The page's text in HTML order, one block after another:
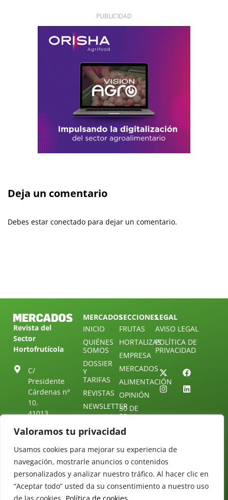
Valoramos tu privacidad
Usamos cookies para mejorar su experiencia de
navegación, mostrarle anuncios o contenidos
personalizados y analizar nuestro tráfico. Al hacer clic en
“Aceptar todo” usted da su consentimiento a nuestro uso
PUBLICIDAD
Deja un comentario
Debes estar conectado para dejar un comentario.
Revista del
Sector
Hortofrutícola
C/
Presidente
Cárdenas nº
10.
41013
ESPAÑA
Tel: (+34) 954
25 88 51
redaccion@revistamercados.com
MERCADOS
INICIO
QUIÉNES
SOMOS
DOSSIER
Y
TARIFAS
REVISTAS
NEWSLETTER
ÚNETE A
TELEGRAM
CONTACTO
SECCIONES
FRUTAS
HORTALIZAS
EMPRESA
MERCADOS
ALIMENTACIÓN
OPINIÓN
30 DE
30
DIRECTORIO
LEGAL
AVISO LEGAL
POLÍTICA DE
PRIVACIDAD